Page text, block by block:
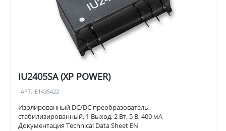
IU2405SA (XP POWER)
АРТ.: E1435422
Изолированный DC/DC преобразователь,
стабилизированный, 1 Выход, 2 Вт, 5 В, 400 мА
Документация Technical Data Sheet EN